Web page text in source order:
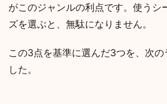
がこのジャンルの利点です。使うシ
ズを選ぶと、無駄になりません。
この3点を基準に選んだ3つを、次の
した。